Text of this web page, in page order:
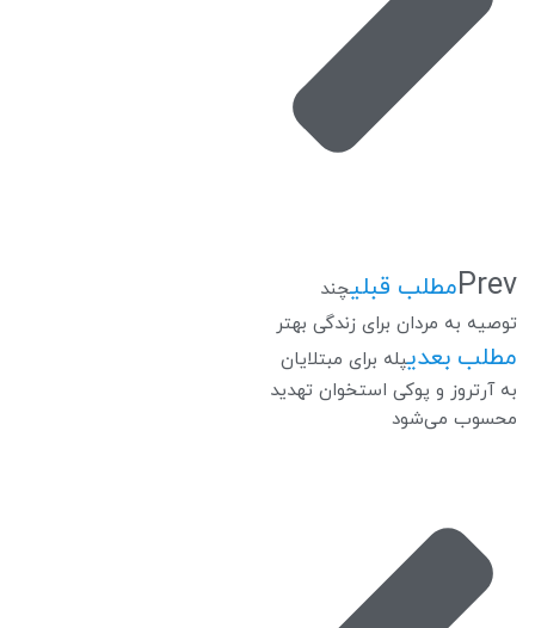
Prevمطلب قبلیچند
توصیه به مردان برای زندگی بهتر
مطلب بعدیپله برای مبتلایان
به آرتروز و پوکی استخوان تهدید
محسوب می‌شود